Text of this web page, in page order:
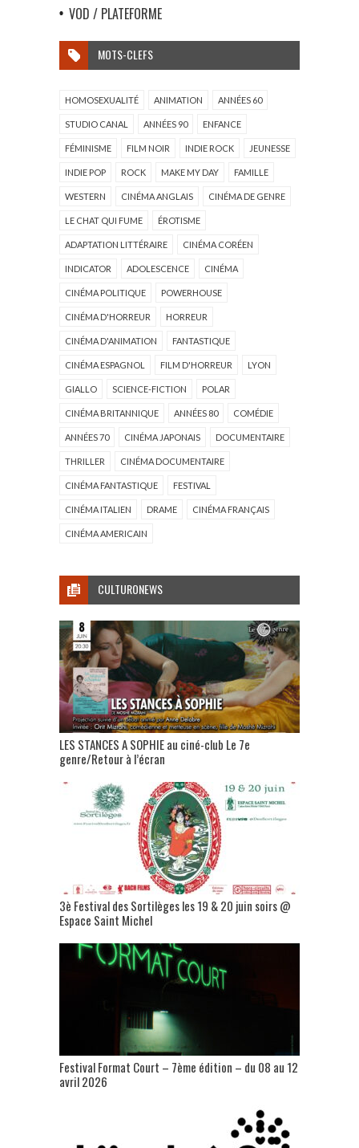
VOD / PLATEFORME
MOTS-CLEFS
HOMOSEXUALITÉ ANIMATION ANNÉES 60
STUDIO CANAL ANNÉES 90 ENFANCE
FÉMINISME FILM NOIR INDIE ROCK JEUNESSE
INDIE POP ROCK MAKE MY DAY FAMILLE
WESTERN CINÉMA ANGLAIS CINÉMA DE GENRE
LE CHAT QUI FUME ÉROTISME
ADAPTATION LITTÉRAIRE CINÉMA CORÉEN
INDICATOR ADOLESCENCE CINÉMA
CINÉMA POLITIQUE POWERHOUSE
CINÉMA D'HORREUR HORREUR
CINÉMA D'ANIMATION FANTASTIQUE
CINÉMA ESPAGNOL FILM D'HORREUR LYON
GIALLO SCIENCE-FICTION POLAR
CINÉMA BRITANNIQUE ANNÉES 80 COMÉDIE
ANNÉES 70 CINÉMA JAPONAIS DOCUMENTAIRE
THRILLER CINÉMA DOCUMENTAIRE
CINÉMA FANTASTIQUE FESTIVAL
CINÉMA ITALIEN DRAME CINÉMA FRANÇAIS
CINÉMA AMERICAIN
CULTURONEWS
LES STANCES A SOPHIE au ciné-club Le 7e
genre/Retour à l’écran
3è Festival des Sortilèges les 19 & 20 juin soirs @
Espace Saint Michel
Festival Format Court – 7ème édition – du 08 au 12
avril 2026